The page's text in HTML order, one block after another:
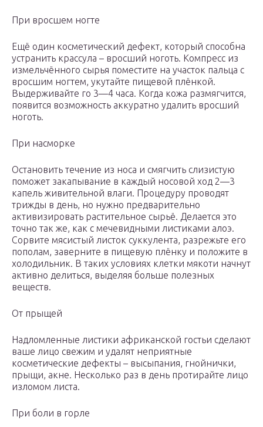
При вросшем ногте
Ещё один косметический дефект, который способна
устранить крассула – вросший ноготь. Компресс из
измельчённого сырья поместите на участок пальца с
вросшим ногтем, укутайте пищевой плёнкой.
Выдерживайте го 3—4 часа. Когда кожа размягчится,
появится возможность аккуратно удалить вросший
ноготь.
При насморке
Остановить течение из носа и смягчить слизистую
поможет закапывание в каждый носовой ход 2—3
капель живительной влаги. Процедуру проводят
трижды в день, но нужно предварительно
активизировать растительное сырьё. Делается это
точно так же, как с мечевидными листиками алоэ.
Сорвите мясистый листок суккулента, разрежьте его
пополам, заверните в пищевую плёнку и положите в
холодильник. В таких условиях клетки мякоти начнут
активно делиться, выделяя больше полезных
веществ.
От прыщей
Надломленные листики африканской гостьи сделают
ваше лицо свежим и удалят неприятные
косметические дефекты – высыпания, гнойнички,
прыщи, акне. Несколько раз в день протирайте лицо
изломом листа.
При боли в горле